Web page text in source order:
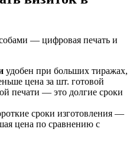
— цифровая печать и
удобен при больших тиражах,
цена за шт. готовой
печати — это долгие сроки
сроки изготовления —
цена по сравнению с